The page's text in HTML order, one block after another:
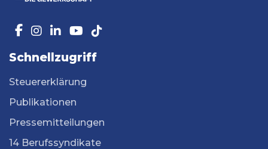
Schnellzugriff
Steuererklärung
Publikationen
Pressemitteilungen
14 Berufssyndikate